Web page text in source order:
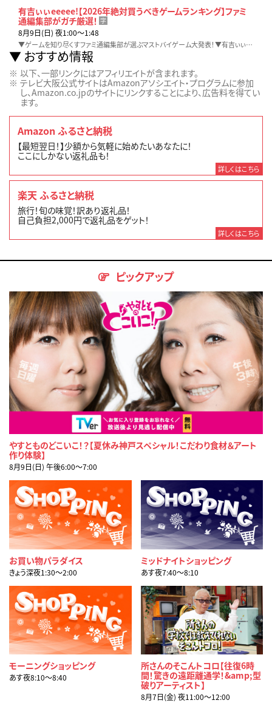
有吉ぃぃeeeee!【2026年絶対買うべきゲームランキング】ファミ
通編集部がガチ厳選！ 字
8月9日(日) 夜1:00〜1:48
▼ゲームを知り尽くすファミ通編集部が選ぶマストバイゲーム大発表！▼有吉ぃぃファミリー再現トモコレで大はしゃぎ▼有吉大興奮の注目作＆今後発売の超衝撃作とは！？
おすすめ情報
以下、一部リンクにはアフィリエイトが含まれます。
テレビ大阪公式サイトはAmazonアソシエイト・プログラムに参加
し、Amazon.co.jpのサイトにリンクすることにより、広告料を得てい
ます。
Amazon ふるさと納税
【最短翌日！】少額から気軽に始めたいあなたに！
ここにしかない返礼品も！
詳しくはこちら
楽天 ふるさと納税
旅行！旬の味覚！訳あり返礼品！
自己負担2,000円で返礼品をゲット！
詳しくはこちら
ピックアップ
やすとものどこいこ！？【夏休み神戸スペシャル！こだわり食材＆アート
作り体験】
8月9日(日) 午後6:00〜7:00
お買い物パラダイス
きょう深夜1:30〜2:00
ミッドナイトショッピング
あす夜7:40〜8:10
モーニングショッピング
あす夜8:10〜8:40
所さんのそこんトコロ【往復6時
間！驚きの遠距離通学！&amp;型
破りアーティスト】
8月7日(金) 夜11:00〜12:00